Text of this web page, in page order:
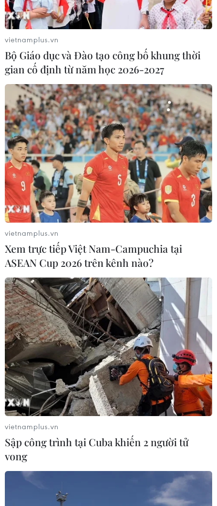
Chủ động đối phó với diễn biến của mưa
lũ ở miền Trung và Tây Nguyên
26/11/2021 13:48
Để chủ động đối phó với mưa lũ, các tỉnh, thành từ Thừa
Thiên-Huế đến Bình Thuận, Tây Nguyên, các bộ, ngành
theo dõi chặt diễn biến mưa, lũ, thông tin kịp thời để
chính quyền, người dân phòng tránh.
vietnamplus.vn
Bộ Giáo dục và Đào tạo công bố khung thời
gian cố định từ năm học 2026-2027
vietnamplus.vn
Xem trực tiếp Việt Nam-Campuchia tại
ASEAN Cup 2026 trên kênh nào?
vietnamplus.vn
Sập công trình tại Cuba khiến 2 người tử
vong